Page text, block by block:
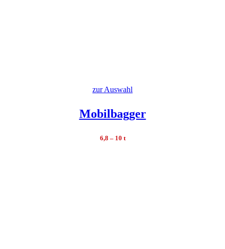
zur Auswahl
Mobilbagger
6,8 – 10 t